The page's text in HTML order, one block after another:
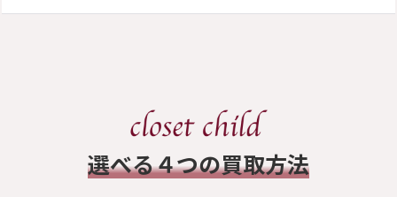
​選べる４つの買取方法